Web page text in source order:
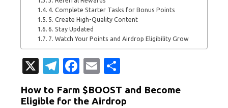
4. Complete Starter Tasks for Bonus Points
5. Create High-Quality Content
6. Stay Updated
7. Watch Your Points and Airdrop Eligibility Grow
X
T
el
e
Fa
c
e
E
m
ail
ar
ta
How to Farm $BOOST and Become
Eligible for the Airdrop